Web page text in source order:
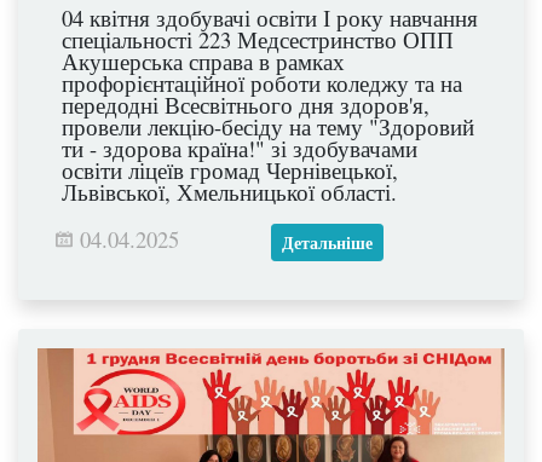
04 квітня здобувачі освіти І року навчання
спеціальності 223 Медсестринство ОПП
Акушерська справа в рамках
профорієнтаційної роботи коледжу та на
передодні Всесвітнього дня здоров'я,
провели лекцію-бесіду на тему "Здоровий
ти - здорова країна!" зі здобувачами
освіти ліцеїв громад Чернівецької,
Львівської, Хмельницької області.
04.04.2025
Детальніше